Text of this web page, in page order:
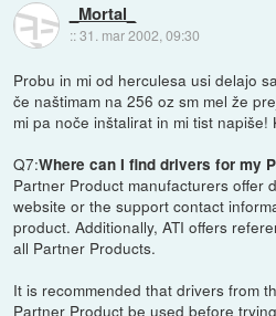
_Mortal_
::31. mar 2002, 09:30
Probu in mi od herculesa usi delajo
če naštimam na 256 oz sm mel že
mi pa noče inštalirat in mi tist napiše!
Q7:Where can I find drivers for my
Partner Product manufacturers offer
website or the support contact
product. Additionally, ATI offers
all Partner Products.
It is recommended that drivers from
Partner Product be used before